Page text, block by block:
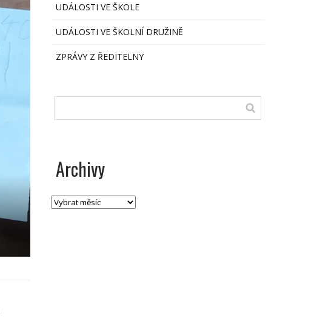
UDÁLOSTI VE ŠKOLE
UDÁLOSTI VE ŠKOLNÍ DRUŽINĚ
ZPRÁVY Z ŘEDITELNY
Archivy